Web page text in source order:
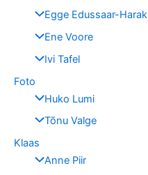
Egge Edussaar-Harak
Ene Voore
Ivi Tafel
Foto
Huko Lumi
Tõnu Valge
Klaas
Anne Piir